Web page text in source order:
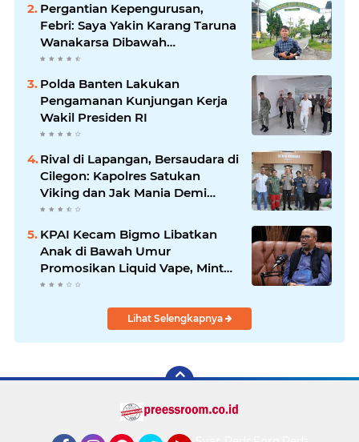
Pergantian Kepengurusan,
Febri: Saya Yakin Karang Taruna
Wanakarsa Dibawah
Kepemimpinan Bung Entus
Jauh Membawa Manfaat
Polda Banten Lakukan
Pengamanan Kunjungan Kerja
Wakil Presiden RI
Rival di Lapangan, Bersaudara di
Cilegon: Kapolres Satukan
Viking dan Jak Mania Demi
Nobar Damai Piala Presiden
KPAI Kecam Bigmo Libatkan
Anak di Bawah Umur
Promosikan Liquid Vape, Minta
Aparat Bertindak Tegas
Lihat Selengkapnya